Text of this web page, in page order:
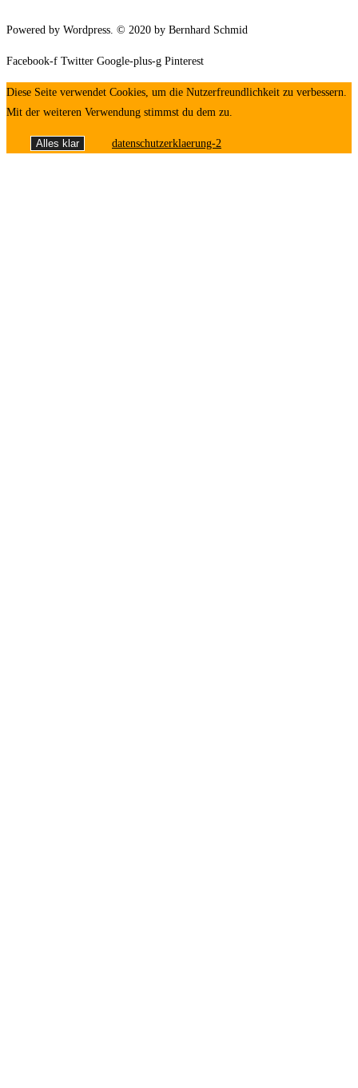
Powered by Wordpress. © 2020 by Bernhard Schmid
Facebook-f Twitter Google-plus-g Pinterest
Diese Seite verwendet Cookies, um die Nutzerfreundlichkeit zu verbessern.
Mit der weiteren Verwendung stimmst du dem zu.
Alles klar datenschutzerklaerung-2